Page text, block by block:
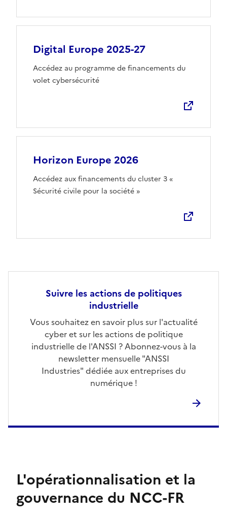
Digital Europe 2025-27
Ouvre une nouvelle fenêtre
Accédez au programme de financements du
volet cybersécurité
Horizon Europe 2026
Ouvre une nouvelle fenêtre
Accédez aux financements du cluster 3 «
Sécurité civile pour la société »
Suivre les actions de politiques
industrielle
Vous souhaitez en savoir plus sur l'actualité
cyber et sur les actions de politique
industrielle de l'ANSSI ? Abonnez-vous à la
newsletter mensuelle "ANSSI
Industries" dédiée aux entreprises du
numérique !
L'opérationnalisation et la
gouvernance du NCC-FR